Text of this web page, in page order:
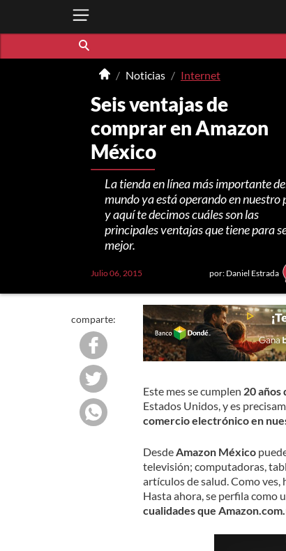
Noticias Internet
Seis ventajas de
comprar en Amazon
México
La tienda en línea más importante
mundo ya está operando en nuestro
y aquí te decimos cuáles son las
principales ventajas que tiene para
mejor.
Julio 06, 2015 por: Daniel Estrada
comparte:
Este mes se cumplen 20 años
Estados Unidos, y es
comercio electrónico en
Desde Amazon México
televisión; computadoras,
artículos de salud. Como ves,
Hasta ahora, se perfila como
cualidades que